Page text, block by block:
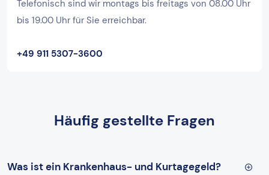
Telefonisch sind wir montags bis freitags von 08.00 Uhr
bis 19.00 Uhr für Sie erreichbar.
+49 911 5307-3600
Häufig gestellte Fragen
Was ist ein Krankenhaus- und Kurtagegeld?